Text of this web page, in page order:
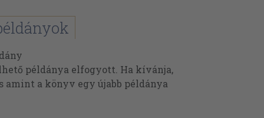
példánya elfogyott. Ha kívánja,
amint a könyv egy újabb példánya